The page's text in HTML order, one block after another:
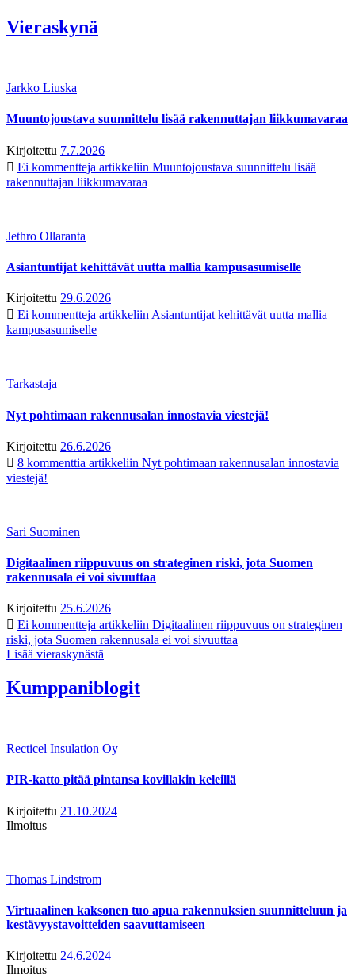
Vieraskynä
Jarkko Liuska
Muuntojoustava suunnittelu lisää rakennuttajan liikkumavaraa
Kirjoitettu 7.7.2026
Ei kommentteja artikkeliin Muuntojoustava suunnittelu lisää
rakennuttajan liikkumavaraa
Jethro Ollaranta
Asiantuntijat kehittävät uutta mallia kampusasumiselle
Kirjoitettu 29.6.2026
Ei kommentteja artikkeliin Asiantuntijat kehittävät uutta mallia
kampusasumiselle
Tarkastaja
Nyt pohtimaan rakennusalan innostavia viestejä!
Kirjoitettu 26.6.2026
8 kommenttia artikkeliin Nyt pohtimaan rakennusalan innostavia
viestejä!
Sari Suominen
Digitaalinen riippuvuus on strateginen riski, jota Suomen
rakennusala ei voi sivuuttaa
Kirjoitettu 25.6.2026
Ei kommentteja artikkeliin Digitaalinen riippuvuus on strateginen
riski, jota Suomen rakennusala ei voi sivuuttaa
Lisää vieraskynästä
Kumppaniblogit
Recticel Insulation Oy
PIR-katto pitää pintansa kovillakin keleillä
Kirjoitettu 21.10.2024
Ilmoitus
Thomas Lindstrom
Virtuaalinen kaksonen tuo apua rakennuksien suunnitteluun ja
kestävyystavoitteiden saavuttamiseen
Kirjoitettu 24.6.2024
Ilmoitus